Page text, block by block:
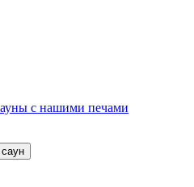
с нашими печами